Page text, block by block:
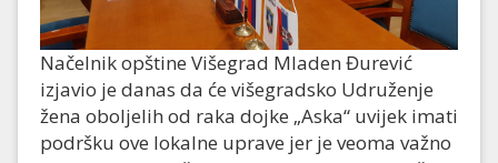
Načelnik opštine Višegrad Mladen Đurević
izjavio je danas da će višegradsko Udruženje
žena oboljelih od raka dojke „Aska“ uvijek imati
podršku ove lokalne uprave jer je veoma važno